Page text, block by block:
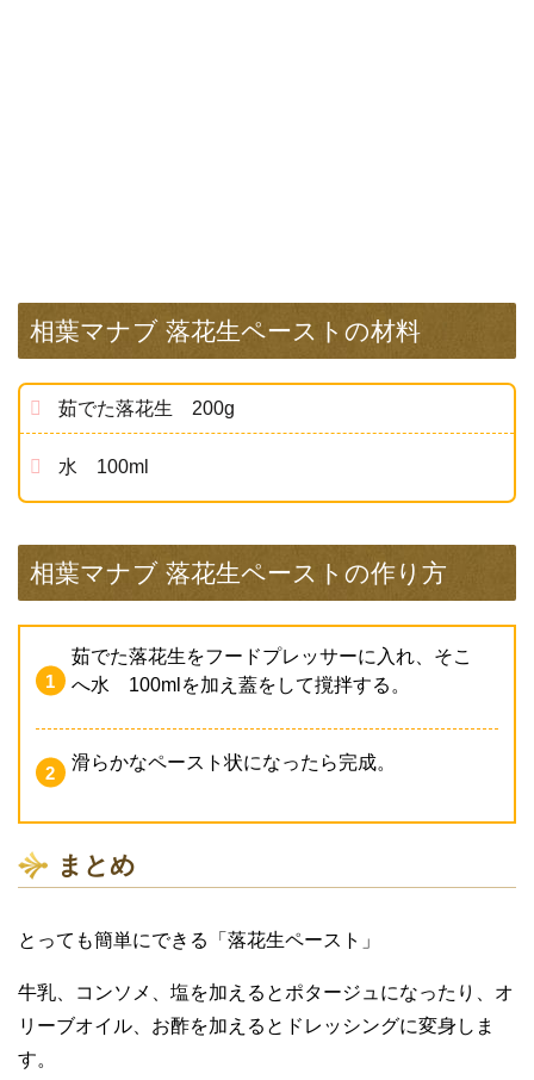
相葉マナブ 落花生ペーストの材料
茹でた落花生 200g
水 100ml
相葉マナブ 落花生ペーストの作り方
茹でた落花生をフードプレッサーに入れ、そこ
へ水 100mlを加え蓋をして撹拌する。
滑らかなペースト状になったら完成。
まとめ
とっても簡単にできる「落花生ペースト」
牛乳、コンソメ、塩を加えるとポタージュになったり、オ
リーブオイル、お酢を加えるとドレッシングに変身しま
す。